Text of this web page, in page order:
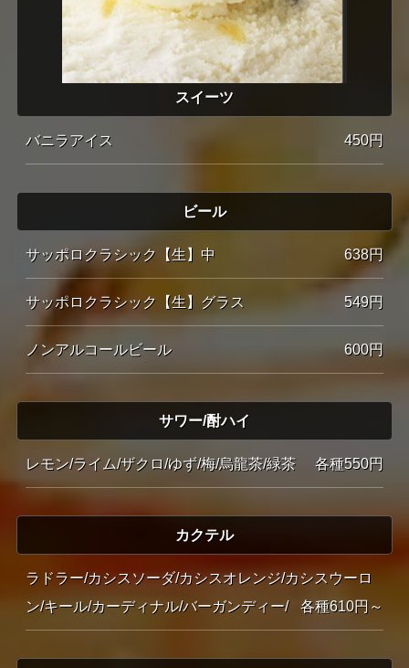
スイーツ
バニラアイス 450円
ビール
サッポロクラシック【生】中 638円
サッポロクラシック【生】グラス 549円
ノンアルコールビール 600円
サワー/酎ハイ
レモン/ライム/ザクロ/ゆず/梅/烏龍茶/緑茶 各種550円
カクテル
ラドラー/カシスソーダ/カシスオレンジ/カシスウーロ
ン/キール/カーディナル/バーガンディー/
各種610円～